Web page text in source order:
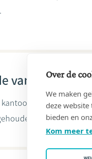
van 06/05/
MAHIEU,
doorJean-
Over de
We maken
deze
bieden en
Kom meer